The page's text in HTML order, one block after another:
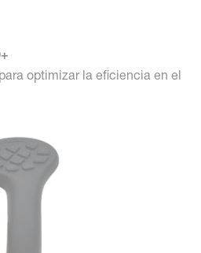
optimizar la eficiencia en el